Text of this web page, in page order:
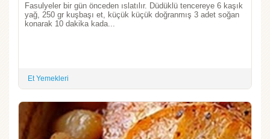
Fasulyeler bir gün önceden ıslatılır. Düdüklü tencereye 6 kaşık
yağ, 250 gr kuşbaşı et, küçük küçük doğranmış 3 adet soğan
konarak 10 dakika kada...
Et Yemekleri